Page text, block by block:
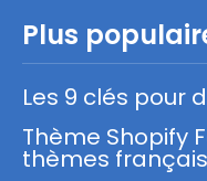
Plus
Les 9 clés pour
Thème Shopify
thèmes